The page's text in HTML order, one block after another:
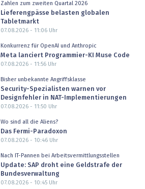
Zahlen zum zweiten Quartal 2026
Lieferengpässe belasten globalen
Tabletmarkt
07.08.2026 - 11:06Uhr
Konkurrenz für OpenAI und Anthropic
Meta lanciert Programmier-KI Muse Code
07.08.2026 - 11:56Uhr
Bisher unbekannte Angriffsklasse
Security-Spezialisten warnen vor
Designfehler in NAT-Implementierungen
07.08.2026 - 11:50 Uhr
Wo sind all die Aliens?
Das Fermi-Paradoxon
07.08.2026 - 10:46Uhr
Nach IT-Pannen bei Arbeitsvermittlungsstellen
Update: SAP droht eine Geldstrafe der
Bundesverwaltung
07.08.2026 - 10:45Uhr